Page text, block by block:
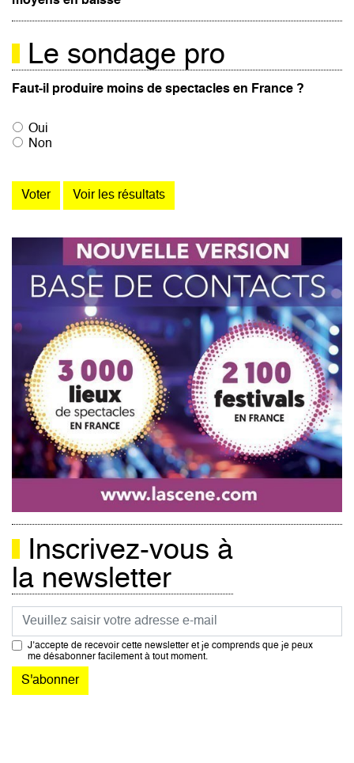
Le sondage pro
Faut-il produire moins de spectacles en France ?
Oui
Non
Inscrivez-vous à
la newsletter
Courriel
J’accepte de recevoir cette newsletter et je comprends que je peux
me désabonner facilement à tout moment.